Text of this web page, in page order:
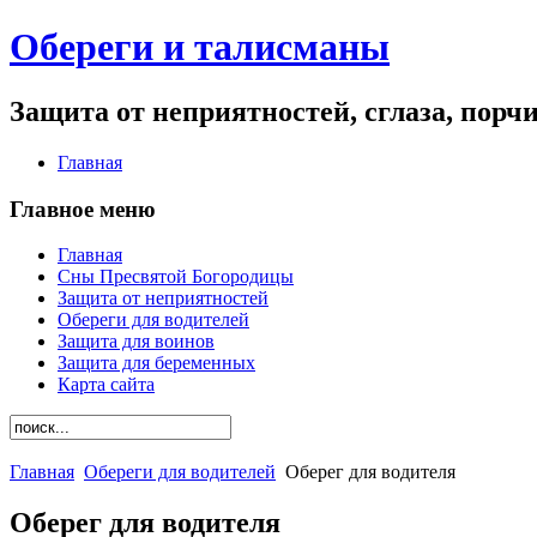
Обереги и талисманы
Защита от неприятностей, сглаза,
Главная
Главное меню
Главная
Сны Пресвятой Богородицы
Защита от неприятностей
Обереги для водителей
Защита для воинов
Защита для беременных
Карта сайта
Главная Обереги для водителей Оберег для водителя
Оберег для водителя